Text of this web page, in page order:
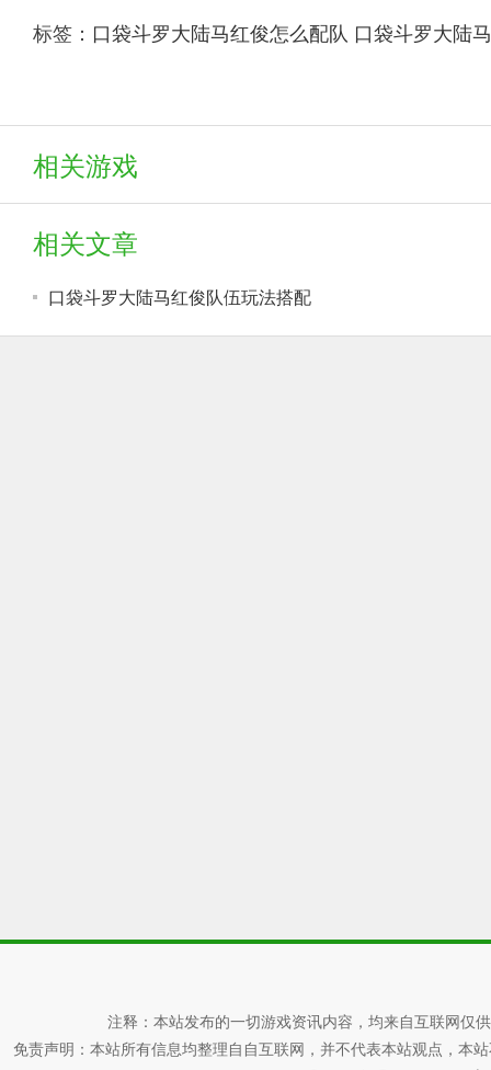
标签： 口袋斗罗大陆马红俊怎么配队 口袋斗罗大陆
相关游戏
相关文章
口袋斗罗大陆马红俊队伍玩法搭配
注释：本站发布的一切游戏资讯内容，均来自互联网仅
免责声明：本站所有信息均整理自自互联网，并不代表本站观点，本